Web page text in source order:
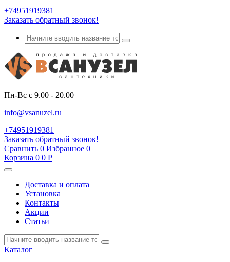
+74951919381
Заказать обратный звонок!
Пн-Вс с 9.00 - 20.00
info@vsanuzel.ru
+74951919381
Заказать обратный звонок!
Сравнить 0 Избранное 0
Корзина 0 0 Р
Доставка и оплата
Установка
Контакты
Акции
Статьи
Каталог